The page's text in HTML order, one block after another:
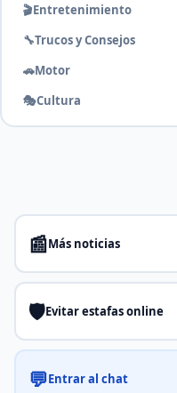
🎬Entretenimiento
🔧Trucos y Consejos
🚗Motor
🎭Cultura
📰Más noticias
🛡️Evitar estafas online
💬Entrar al chat